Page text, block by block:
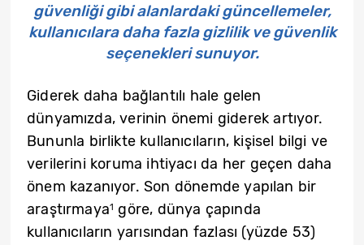
güvenliği gibi alanlardaki güncellemeler,
kullanıcılara daha fazla gizlilik ve güvenlik
seçenekleri sunuyor.
Giderek daha bağlantılı hale gelen
dünyamızda, verinin önemi giderek artıyor.
Bununla birlikte kullanıcıların, kişisel bilgi ve
verilerini koruma ihtiyacı da her geçen daha
önem kazanıyor. Son dönemde yapılan bir
araştırmaya1 göre, dünya çapında
kullanıcıların yarısından fazlası (yüzde 53)